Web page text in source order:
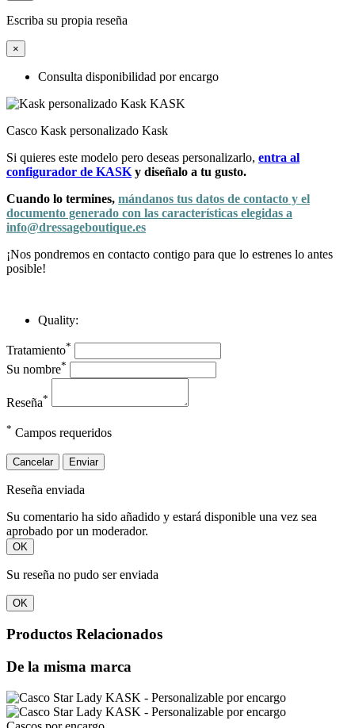
Escriba su propia reseña
×
Consulta disponibilidad por encargo
Casco Kask personalizado Kask
Si quieres este modelo pero deseas personalizarlo, entra al
configurador de KASK y diseñalo a tu gusto.
Cuando lo termines, mándanos tus datos de contacto y el
documento generado con las características elegidas a
info@dressageboutique.es
¡Nos pondremos en contacto contigo para que lo estrenes lo antes
posible!
Quality:
Tratamiento*
Su nombre*
Reseña*
* Campos requeridos
Cancelar Enviar
Reseña enviada
Su comentario ha sido añadido y estará disponible una vez sea
aprobado por un moderador.
OK
Su reseña no pudo ser enviada
OK
Productos Relacionados
De la misma marca